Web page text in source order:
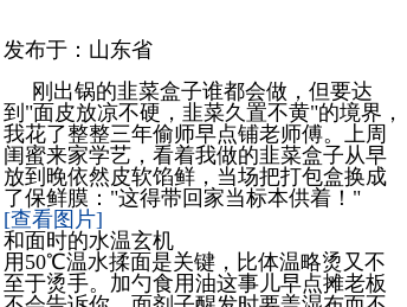
发布于：山东省
刚出锅的韭菜盒子谁都会做，但要达
到"面皮放凉不硬，韭菜久置不黄"的境界，
我花了整整三年偷师早点铺老师傅。上周
闺蜜来家学艺，看着我做的韭菜盒子从早
放到晚依然皮软馅鲜，当场把打包盒换成
了保鲜膜："这得带回家当标本供着！"
[查看图片]
和面时的水温玄机
用50℃温水揉面是关键，比体温略烫又不
至于烫手。加勺食用油这事儿早点摊老板